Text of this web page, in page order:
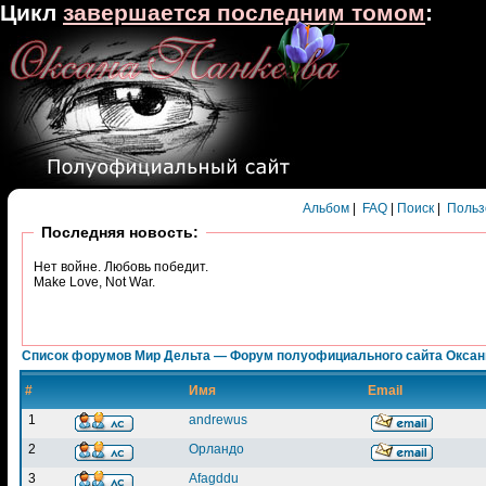
Альбом FAQ Поиск
Последняя новость:
Нет войне. Любовь победит.
Make Love, Not War.
Список форумов Мир Дельта — Форум полуофициального сайта
# Имя
Email
1
andrewus
2
Орландо
3
Afagddu
Цикл завершается последним томом: